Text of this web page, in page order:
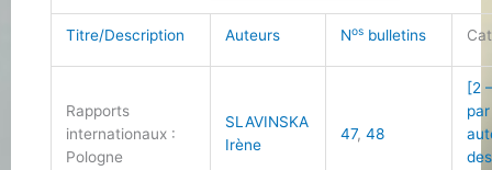
Titre/Description Auteurs Nos bulletins
Rapports
internationaux :
Pologne
SLAVINSKA
Irène
47,48
[2
par